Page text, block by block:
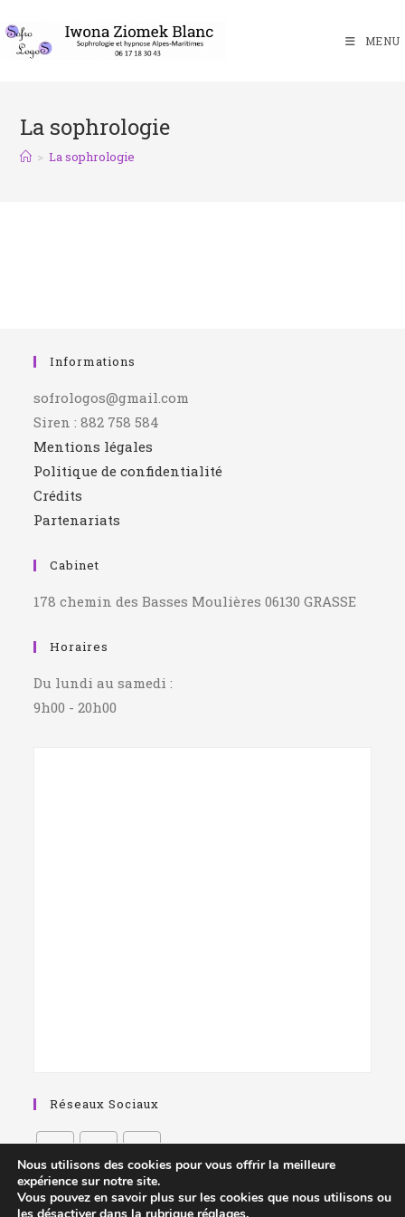
MENU
La sophrologie
> La sophrologie
Informations
sofrologos@gmail.com
Siren : 882 758 584
Mentions légales
Politique de confidentialité
Crédits
Partenariats
Cabinet
178 chemin des Basses Moulières 06130 GRASSE
Horaires
Du lundi au samedi :
9h00 - 20h00
Réseaux Sociaux
Nous utilisons des cookies pour vous offrir la meilleure
expérience sur notre site.
Vous pouvez en savoir plus sur les cookies que nous utilisons ou